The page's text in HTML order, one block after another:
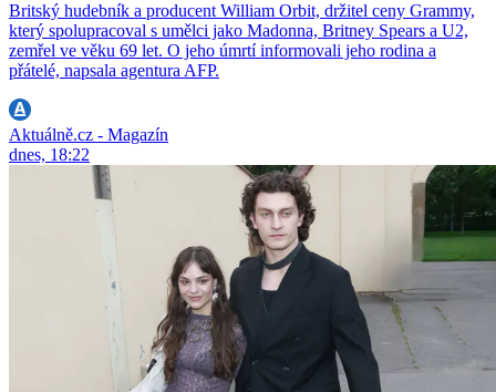
Britský hudebník a producent William Orbit, držitel ceny Grammy,
který spolupracoval s umělci jako Madonna, Britney Spears a U2,
zemřel ve věku 69 let. O jeho úmrtí informovali jeho rodina a
přátelé, napsala agentura AFP.
Aktuálně.cz - Magazín
dnes, 18:22